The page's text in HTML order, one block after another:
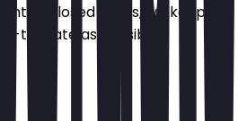
of closed doors, we keep
to-date as possible.